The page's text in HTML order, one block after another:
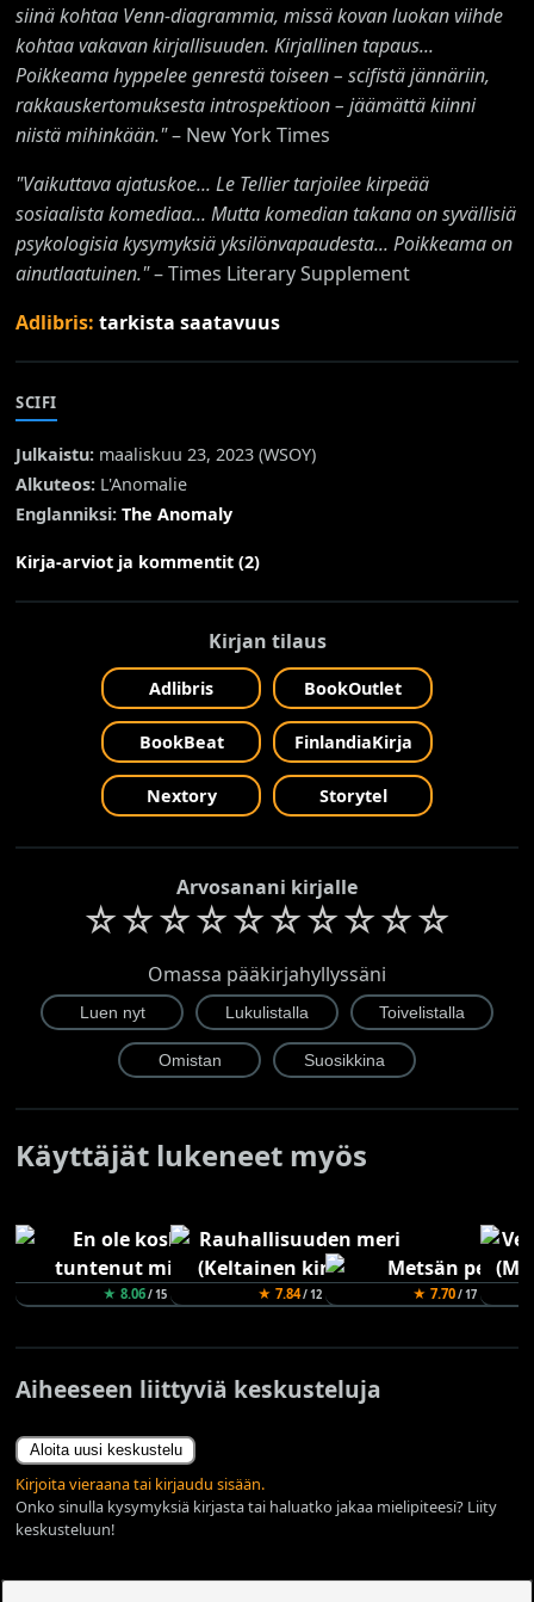
siinä kohtaa Venn-diagrammia, missä kovan luokan viihde
kohtaa vakavan kirjallisuuden. Kirjallinen tapaus...
Poikkeama hyppelee genrestä toiseen – scifistä jännäriin,
rakkauskertomuksesta introspektioon – jäämättä kiinni
niistä mihinkään."– New York Times
"Vaikuttava ajatuskoe... Le Tellier tarjoilee kirpeää
sosiaalista komediaa... Mutta komedian takana on syvällisiä
psykologisia kysymyksiä yksilönvapaudesta... Poikkeama on
ainutlaatuinen."– Times Literary Supplement
Adlibris:tarkista saatavuus
SCIFI
Julkaistu: maaliskuu 23, 2023 (WSOY)
Alkuteos: L'Anomalie
Englanniksi: The Anomaly
Kirja-arviot ja kommentit (2)
Kirjan tilaus
Adlibris BookOutlet
BookBeat FinlandiaKirja
Nextory Storytel
Arvosanani kirjalle
☆☆☆☆☆☆☆☆☆☆
Omassa pääkirjahyllyssäni
Käyttäjät lukeneet myös
★ 8.06/ 15 ★ 7.84/ 12 ★ 7.70/ 17
Aiheeseen liittyviä keskusteluja
Aloita uusi keskustelu
Kirjoita vieraana tai kirjaudu sisään.
Onko sinulla kysymyksiä kirjasta tai haluatko jakaa mielipiteesi? Liity
keskusteluun!